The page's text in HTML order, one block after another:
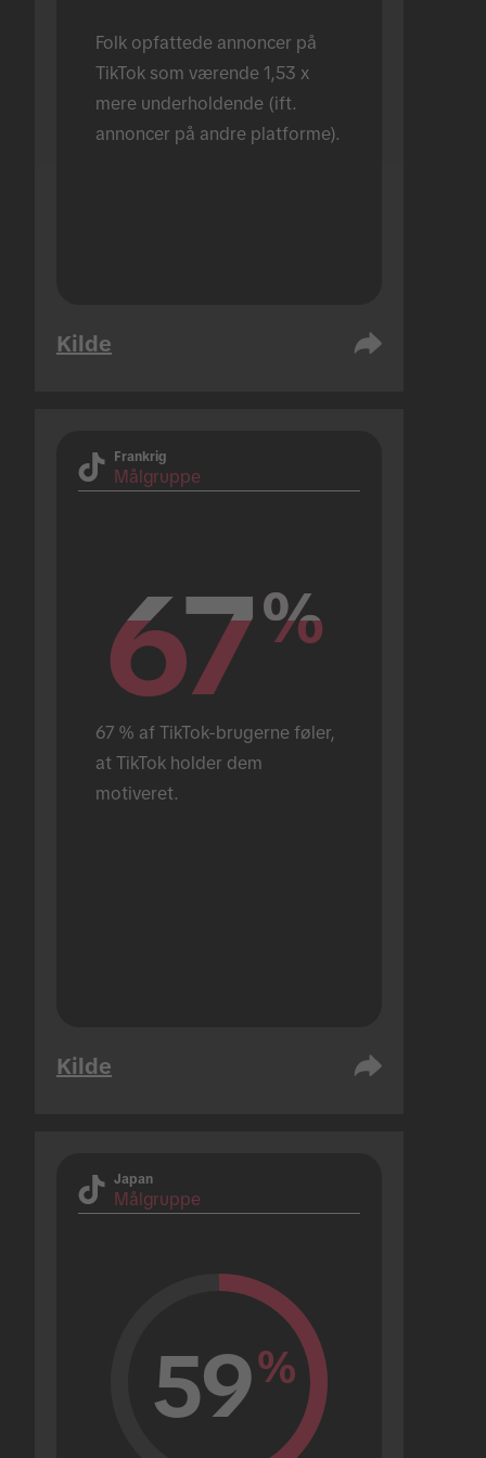
Folk opfattede annoncer på
TikTok som værende 1,53 x
mere underholdende (ift.
annoncer på andre platforme).
Kilde
Frankrig
Målgruppe
67%
67%
67 % af TikTok-brugerne føler,
at TikTok holder dem
motiveret.
Kilde
Japan
Målgruppe
59%